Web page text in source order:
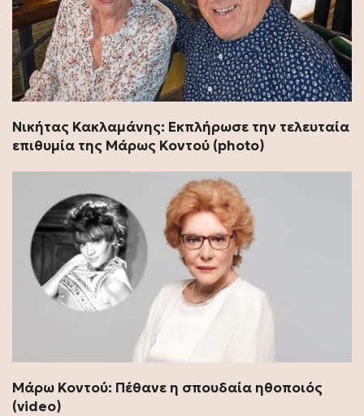
Νικήτας Κακλαμάνης: Εκπλήρωσε την τελευταία
επιθυμία της Μάρως Κοντού (photo)
Μάρω Κοντού: Πέθανε η σπουδαία ηθοποιός
(video)